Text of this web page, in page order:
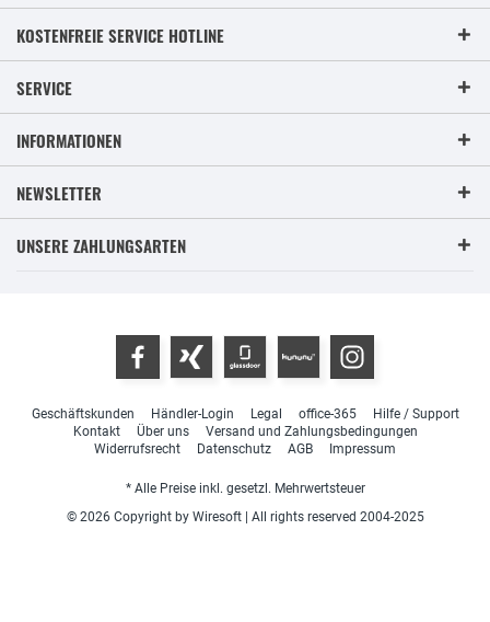
KOSTENFREIE SERVICE HOTLINE
SERVICE
INFORMATIONEN
NEWSLETTER
UNSERE ZAHLUNGSARTEN
Geschäftskunden Händler-Login Legal office-365
Hilfe / Support
Kontakt
Über uns
Versand und Zahlungsbedingungen
Widerrufsrecht
Datenschutz AGB Impressum
* Alle Preise inkl. gesetzl. Mehrwertsteuer
© 2026 Copyright by Wiresoft | All rights reserved 2004-2025